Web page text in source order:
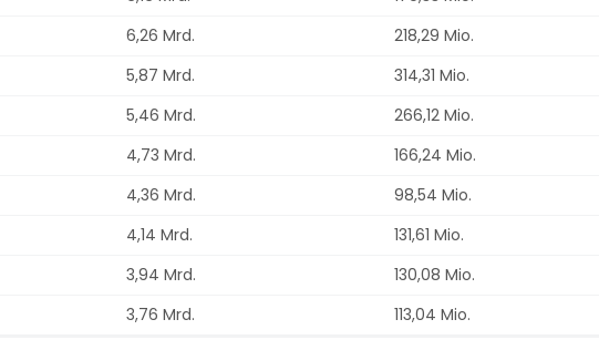
6,26 Mrd. 218,29 Mio.
5,87 Mrd. 314,31 Mio.
5,46 Mrd. 266,12 Mio.
4,73 Mrd. 166,24 Mio.
4,36 Mrd. 98,54 Mio.
4,14 Mrd. 131,61 Mio.
3,94 Mrd. 130,08 Mio.
3,76 Mrd. 113,04 Mio.